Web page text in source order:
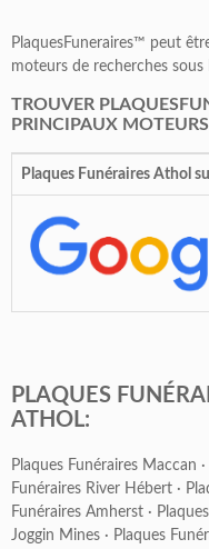
PlaquesFuneraires™ peut
moteurs de recherches
TROUVER
PRINCIPAUX
Plaques Funéraires Athol
PLAQUES
ATHOL:
Plaques Funéraires Maccan ·
Funéraires River Hébert ·
Funéraires Amherst ·
Joggin Mines · Plaques